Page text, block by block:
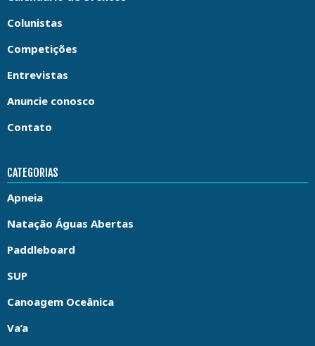
Colunistas
Competições
Entrevistas
Anuncie conosco
Contato
CATEGORIAS
Apneia
Natação Águas Abertas
Paddleboard
SUP
Canoagem Oceânica
Va’a